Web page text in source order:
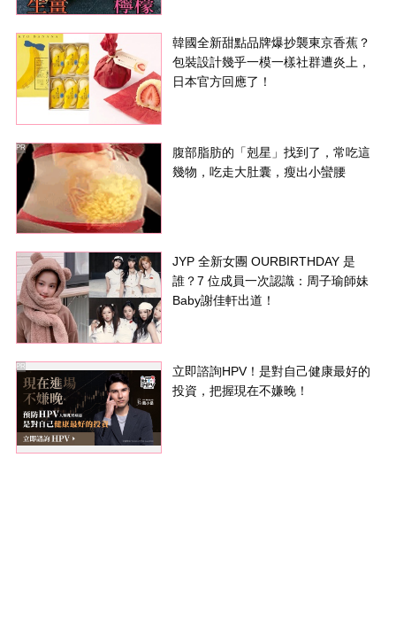
韓國全新甜點品牌爆抄襲東京香蕉？
包裝設計幾乎一模一樣社群遭炎上，
日本官方回應了！
腹部脂肪的「剋星」找到了，常吃這
幾物，吃走大肚囊，瘦出小蠻腰
PR
JYP 全新女團 OURBIRTHDAY 是
誰？7 位成員一次認識：周子瑜師妹
Baby謝佳軒出道！
立即諮詢HPV！是對自己健康最好的
投資，把握現在不嫌晚！
PR